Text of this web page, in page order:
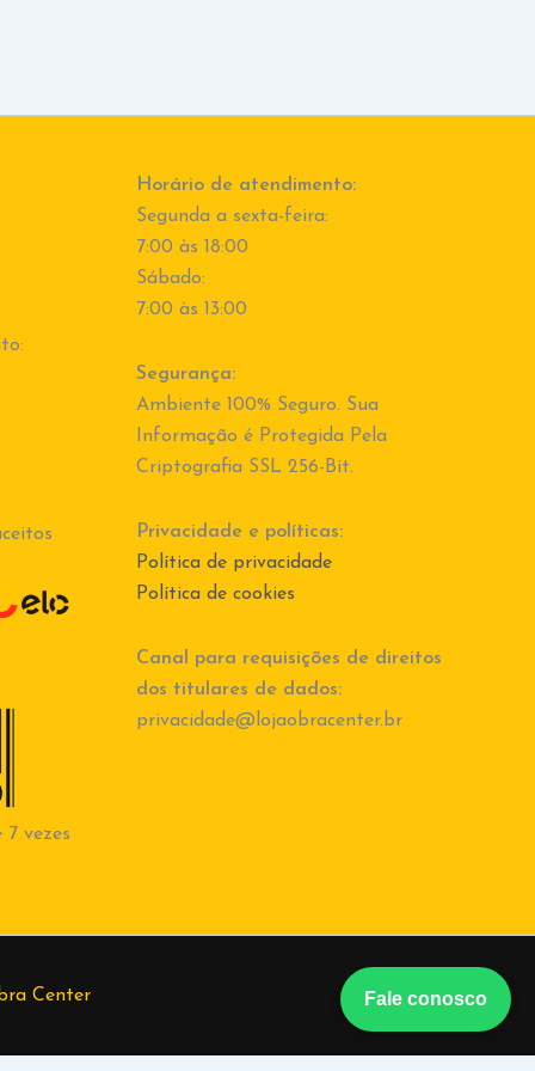
vezes
Horário de atendimento:
Segunda a sexta-feira:
7:00 às 18:00
Sábado:
7:00 às 13:00
Segurança:
Ambiente 100% Seguro. Sua
Informação é Protegida Pela
Criptografia SSL 256-Bit.
Privacidade e políticas:
Política de privacidade
Política de cookies
Canal para requisições de direitos
dos titulares de dados:
privacidade@lojaobracenter.br
Fale conosco
Center